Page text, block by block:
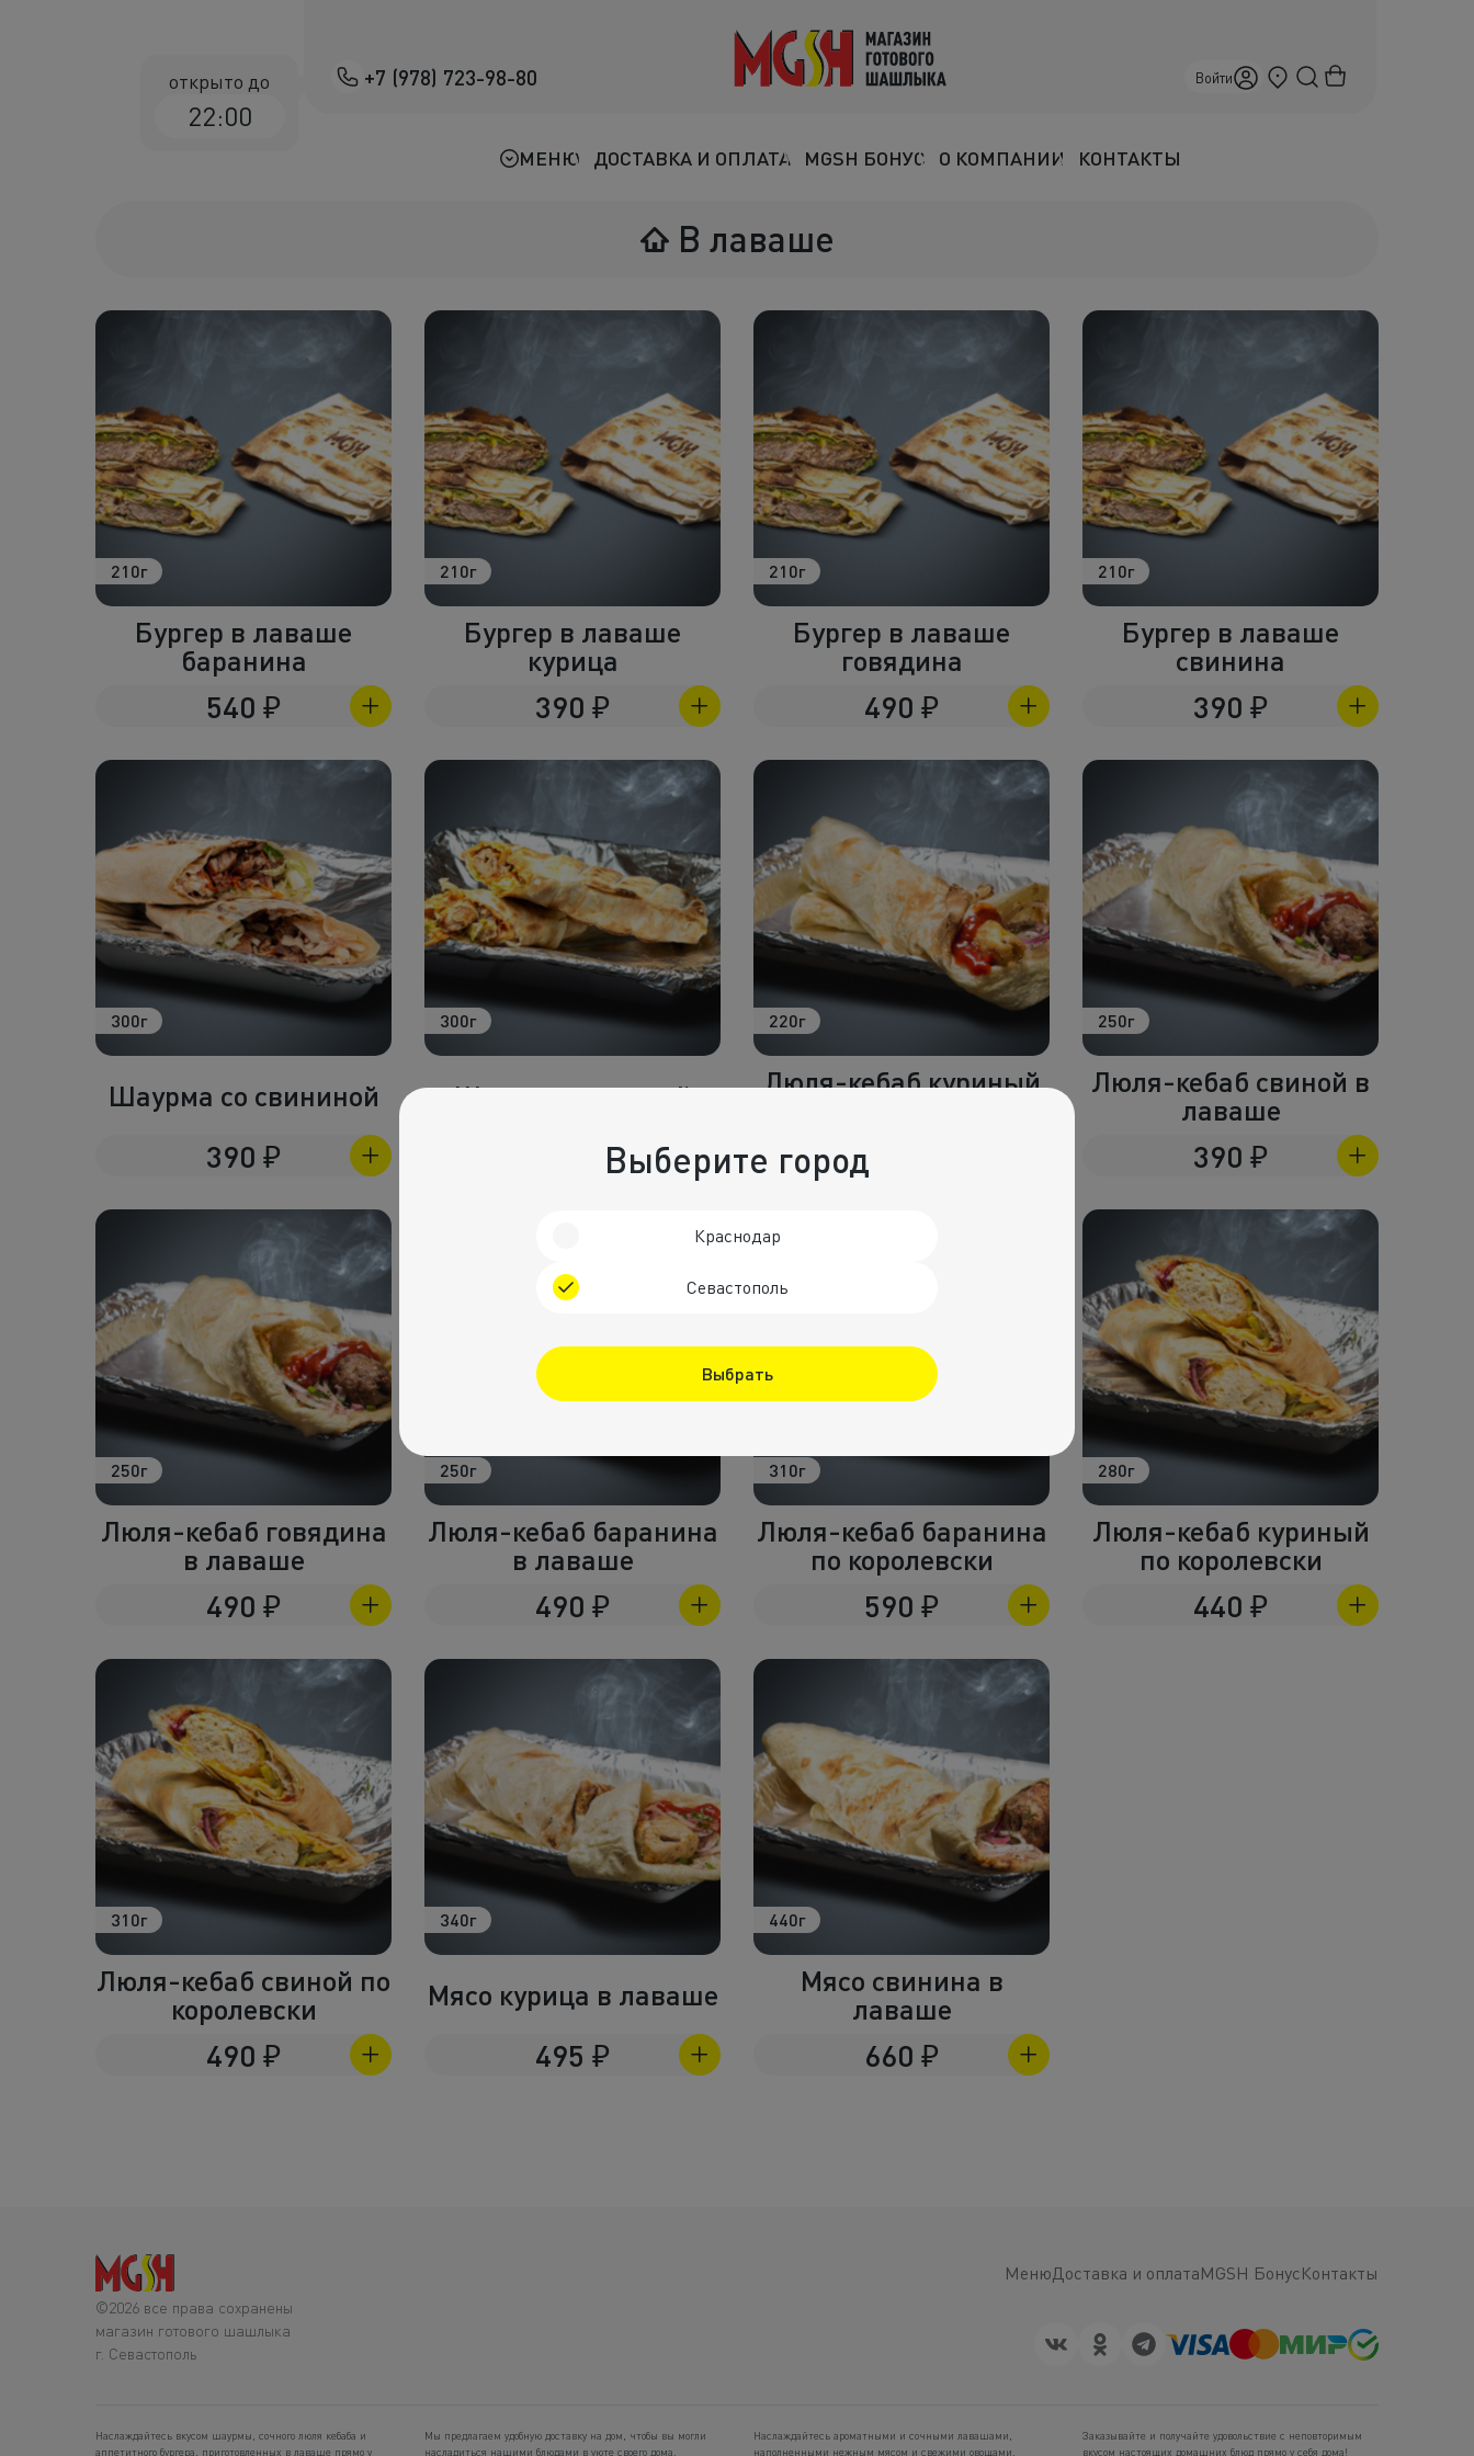
+7 (978) 723-98-80 Войти Севастополь
МЕНЮ ДОСТАВКА И ОПЛАТА MGSH БОНУС О КОМПАНИИ КОНТАКТЫ
Птица на мангале
Морепродукты
Соленья
В лаваше
Холодные закуски
Пицца и пироги
Фритюр
Напитки
Комбо наборы
открыто до
22:00
В лаваше
210г
Бургер в лаваше
баранина
540 ₽
210г
Бургер в лаваше
курица
390 ₽
210г
Бургер в лаваше
говядина
490 ₽
210г
Бургер в лаваше
свинина
390 ₽
300г
Шаурма со свининой
390 ₽
300г
Шаурма с курицей
₽
220г
Люля-кебаб куриный
370
250г
Люля-кебаб свиной в
лаваше
390 ₽
250г
Люля-кебаб говядина
в лаваше
490 ₽
250г
Люля-кебаб баранина
в лаваше
490 ₽
310г
Люля-кебаб баранина
по королевски
590 ₽
280г
Люля-кебаб куриный
по королевски
440 ₽
310г
Люля-кебаб свиной по
королевски
490 ₽
340г
Мясо курица в лаваше
495 ₽
440г
Мясо свинина в
лаваше
660 ₽
©2026 все права сохранены
магазин готового шашлыка
г. Севастополь
МенюДоставка и оплатаMGSH БонусКонтакты
Наслаждайтесь вкусом шаурмы, сочного люля кебаба и
аппетитного бургера, приготовленных в лаваше прямо у
Мы предлагаем удобную доставку на дом, чтобы вы могли
насладиться нашими блюдами в уюте своего дома.
Наслаждайтесь ароматными и сочными лавашами,
наполненными нежным мясом и свежими овощами.
Заказывайте и получайте удовольствие с неповторимым
вкусом настоящих домашних блюд прямо у себя дома!
Выберите город
Краснодар
Севастополь
Выбрать